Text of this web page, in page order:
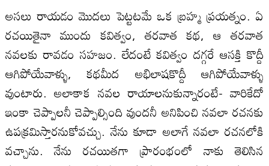
అసలు రాయడం మొదలు పెట్టటమే ఒక బ్రహ్మ ప్రయత్నం. ఏ
రచయితైనా ముందు కవిత్వం, తరవాత కథ, ఆ తరవాత
నవలకు రావడం సహజం. లేదంటే కవిత్వం దగ్గరే ఆసక్తి కొద్దీ
ఆగిపోయేవాళ్ళు, కథమీద అభిలాషకొద్దీ ఆగిపోయేవాళ్ళు
వుంటారు. అలాకాక నవల రాయాలనుకున్నారంటే- వారికేదో
ఇంకా చెప్పాలనీ చెప్పాల్సింది వుందనీ అనిపించి నవలా రచనకు
ఉపక్రమిస్తారనుకోవచ్చు. నేను కూడా అలాగే నవలా రచనలోకి
వచ్చాను. నేను రచయితగా ప్రారంభంలో నాకు తెలిసిన